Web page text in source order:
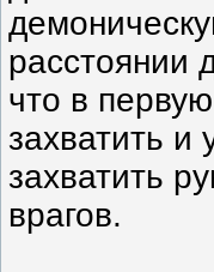
расстоянии
что в
захватить и
захватить
врагов.